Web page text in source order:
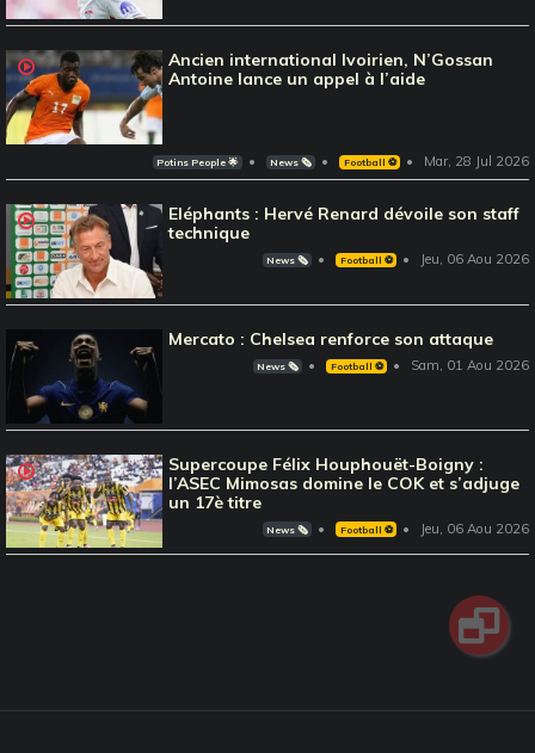
Ancien international Ivoirien, N’Gossan
Antoine lance un appel à l’aide
Potins People 🌟 News 🗞️ Football ⚽️ Mar, 28 Jul 2026
Eléphants : Hervé Renard dévoile son staff
technique
News 🗞️ Football ⚽️ Jeu, 06 Aou 2026
Mercato : Chelsea renforce son attaque
News 🗞️ Football ⚽️ Sam, 01 Aou 2026
Supercoupe Félix Houphouët-Boigny :
l’ASEC Mimosas domine le COK et s’adjuge
un 17è titre
News 🗞️ Football ⚽️ Jeu, 06 Aou 2026